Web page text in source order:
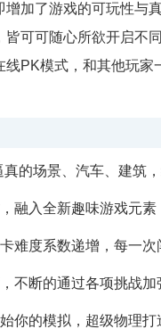
加了游戏的可玩性与
可可随心所欲开启不
PK模式，和其他玩
的场景、汽车、建筑
融入全新趣味游戏元
难度系数递增，每一
不断的通过各项挑战
你的模拟，超级物理